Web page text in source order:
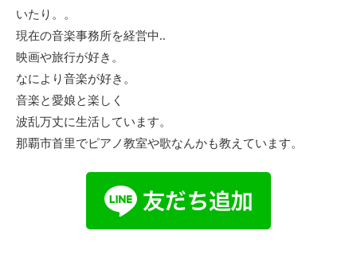
いたり。。
現在の音楽事務所を経営中..
映画や旅行が好き。
なにより音楽が好き。
音楽と愛娘と楽しく
波乱万丈に生活しています。
那覇市首里でピアノ教室や歌なんかも教えています。